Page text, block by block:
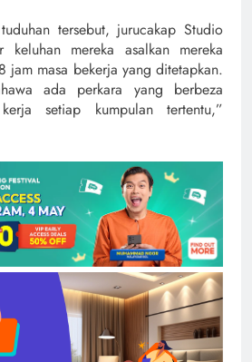
tersebut, jurucakap Studio
keluhan mereka asalkan mereka
jam masa bekerja yang ditetapkan.
ada perkara yang berbeza
setiap kumpulan tertentu,”